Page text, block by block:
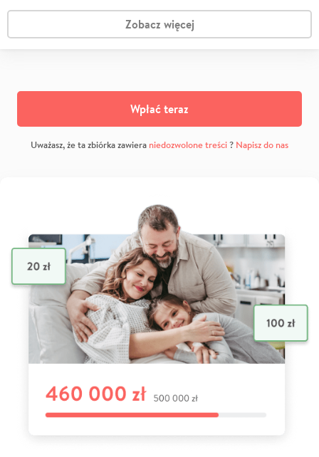
Zobacz więcej
Wpłać teraz
Uważasz, że ta zbiórka zawiera niedozwolone treści? Napisz do nas